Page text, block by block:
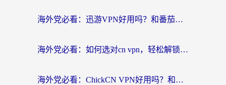
海外党必看：迅游VPN好用吗？和番茄加速器VPN对比哪个回国效果更好？
海外党必看：如何选对cn vpn，轻松解锁国内影音游戏？
海外党必看：ChickCN VPN好用吗？和星河VPN对比哪个回国效果更好？附真实体验+避坑指南